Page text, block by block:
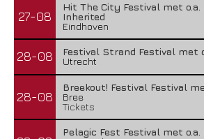
27-08
Hit The City Festival met o.a.
Inherited
Eindhoven
28-08
Festival Strand Festival met
Utrecht
28-08
Breekout! Festival Festival
Bree
Tickets
Pelagic Fest Festival met o.a.